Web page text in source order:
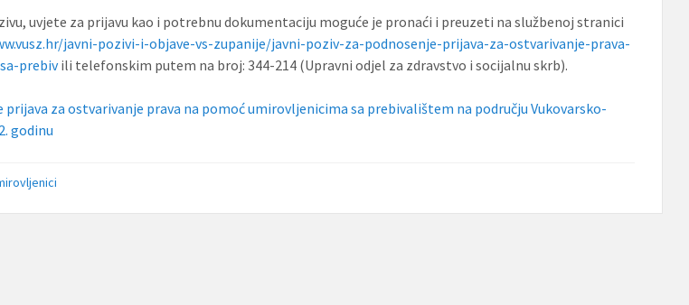
uvjete za prijavu kao i potrebnu dokumentaciju moguće je pronaći i preuzeti na službenoj stranici
javni-pozivi-i-objave-vs-zupanije/javni-poziv-za-podnosenje-prijava-za-ostvarivanje-prava-
prebivili telefonskim putem na broj: 344-214 (Upravni odjel za zdravstvo i socijalnu skrb).
prijava za ostvarivanje prava na pomoć umirovljenicima sa prebivalištem na području Vukovarsko-
godinu